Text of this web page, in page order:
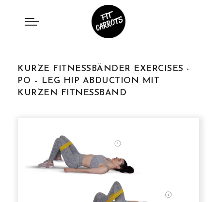
KURZE FITNESSBÄNDER EXERCISES -
PO – LEG HIP ABDUCTION MIT
KURZEN FITNESSBAND